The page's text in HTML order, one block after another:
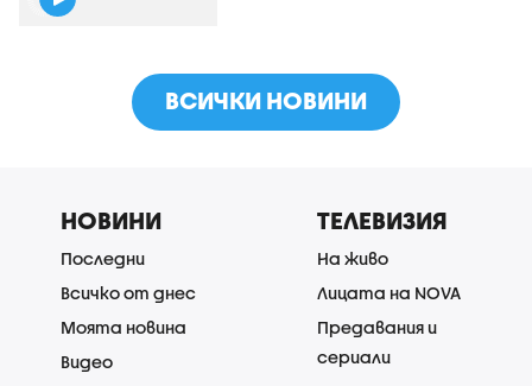
ВСИЧКИ НОВИНИ
НОВИНИ
Последни
Всичко от днес
Моята новина
Видео
ТЕЛЕВИЗИЯ
На живо
Лицата на NOVA
Предавания и
сериали